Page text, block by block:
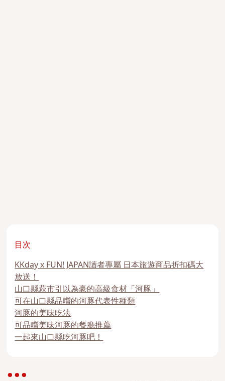
目次
KKday x FUN! JAPAN讀者專屬 日本旅遊商品折扣碼大
放送！
山口縣萩市引以為豪的高級食材「河豚」
可在山口縣品嚐的河豚代表性種類
河豚的美味吃法
可品嚐美味河豚的餐廳推薦
一起來山口縣吃河豚吧！